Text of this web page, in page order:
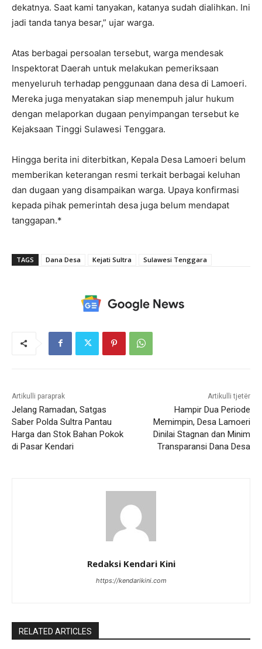
dekatnya. Saat kami tanyakan, katanya sudah dialihkan. Ini
jadi tanda tanya besar,” ujar warga.
Atas berbagai persoalan tersebut, warga mendesak
Inspektorat Daerah untuk melakukan pemeriksaan
menyeluruh terhadap penggunaan dana desa di Lamoeri.
Mereka juga menyatakan siap menempuh jalur hukum
dengan melaporkan dugaan penyimpangan tersebut ke
Kejaksaan Tinggi Sulawesi Tenggara.
Hingga berita ini diterbitkan, Kepala Desa Lamoeri belum
memberikan keterangan resmi terkait berbagai keluhan
dan dugaan yang disampaikan warga. Upaya konfirmasi
kepada pihak pemerintah desa juga belum mendapat
tanggapan.*
TAGS Dana Desa Kejati Sultra Sulawesi Tenggara
Artikulli paraprak
Jelang Ramadan, Satgas
Saber Polda Sultra Pantau
Harga dan Stok Bahan Pokok
di Pasar Kendari
Artikulli tjetër
Hampir Dua Periode
Memimpin, Desa Lamoeri
Dinilai Stagnan dan Minim
Transparansi Dana Desa
Redaksi Kendari Kini
https://kendarikini.com
RELATED ARTICLES